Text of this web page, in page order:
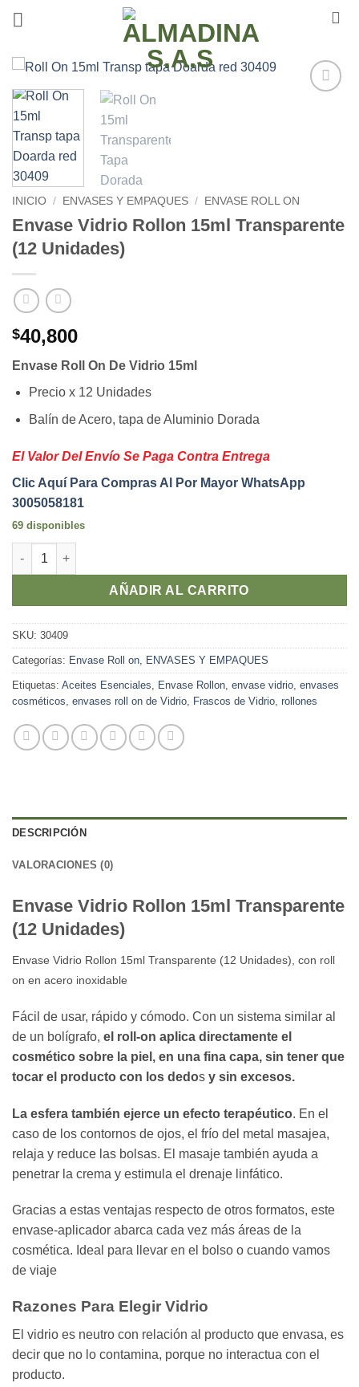
INICIO / ENVASES Y EMPAQUES / ENVASE ROLL ON
Envase Vidrio Rollon 15ml Transparente
(12 Unidades)
$40,800
Envase Roll On De Vidrio 15ml
Precio x 12 Unidades
Balín de Acero, tapa de Aluminio Dorada
El Valor Del Envío Se Paga Contra Entrega
Clic Aquí Para Compras Al Por Mayor WhatsApp
3005058181
69 disponibles
Envase Vidrio Rollon 15ml Transparente (12 Unidades)
AÑADIR AL CARRITO
SKU: 30409
Categorías: Envase Roll on ENVASES Y EMPAQUES
Etiquetas: Aceites Esenciales Envase Rollon envase vidrio envases
cosméticos envases roll on de Vidrio Frascos de Vidrio rollones
DESCRIPCIÓN
VALORACIONES (0)
Envase Vidrio Rollon 15ml Transparente
(12 Unidades)
Envase Vidrio Rollon 15ml Transparente (12 Unidades), con roll
on en acero inoxidable
Fácil de usar, rápido y cómodo. Con un sistema similar al
de un bolígrafo, el roll-on aplica directamente el
cosmético sobre la piel, en una fina capa, sin tener que
tocar el producto con los dedos y sin excesos.
La esfera también ejerce un efecto terapéutico. En el
caso de los contornos de ojos, el frío del metal masajea,
relaja y reduce las bolsas. El masaje también ayuda a
penetrar la crema y estimula el drenaje linfático.
Gracias a estas ventajas respecto de otros formatos, este
envase-aplicador abarca cada vez más áreas de la
cosmética. Ideal para llevar en el bolso o cuando vamos
de viaje
Razones Para Elegir Vidrio
El vidrio es neutro con relación al producto que envasa, es
decir que no lo contamina, porque no interactua con el
producto.